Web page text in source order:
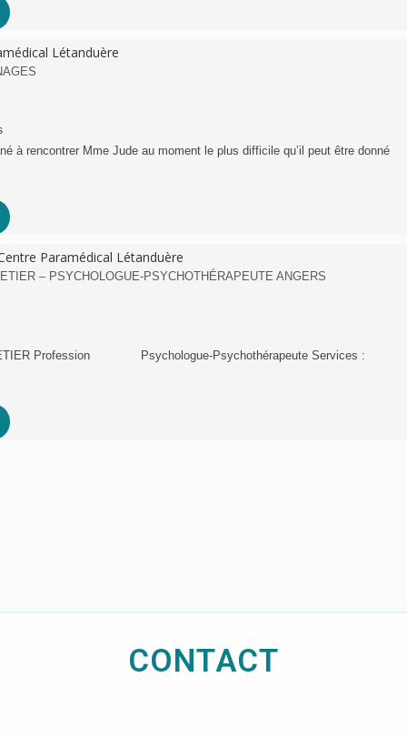
à rencontrer Mme Jude au moment le plus difficile qu’il peut être donné
– PSYCHOLOGUE-PSYCHOTHÉRAPEUTE ANGERS
Profession Psychologue-Psychothérapeute Services :
CONTACT